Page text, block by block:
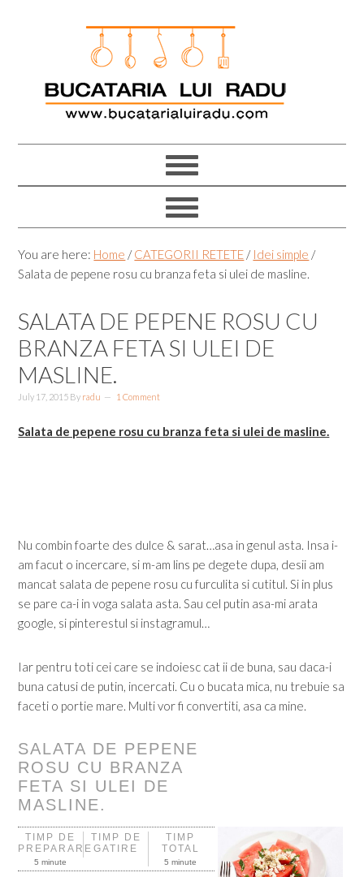
You are here: Home / CATEGORII RETETE / Idei simple /
Salata de pepene rosu cu branza feta si ulei de masline.
SALATA DE PEPENE ROSU CU
BRANZA FETA SI ULEI DE
MASLINE.
July 17, 2015 By radu 1 Comment
Salata de pepene rosu cu branza feta si ulei de masline.
Nu combin foarte des dulce & sarat…asa in genul asta. Insa i-
am facut o incercare, si m-am lins pe degete dupa, desii am
mancat salata de pepene rosu cu furculita si cutitul. Si in plus
se pare ca-i in voga salata asta. Sau cel putin asa-mi arata
google, si pinterestul si instagramul…
Iar pentru toti cei care se indoiesc cat ii de buna, sau daca-i
buna catusi de putin, incercati. Cu o bucata mica, nu trebuie sa
faceti o portie mare. Multi vor fi convertiti, asa ca mine.
SALATA DE PEPENE
ROSU CU BRANZA
FETA SI ULEI DE
MASLINE.
TIMP DE
PREPARARE
5 minute
TIMP DE
GATIRE
TIMP
TOTAL
5 minute